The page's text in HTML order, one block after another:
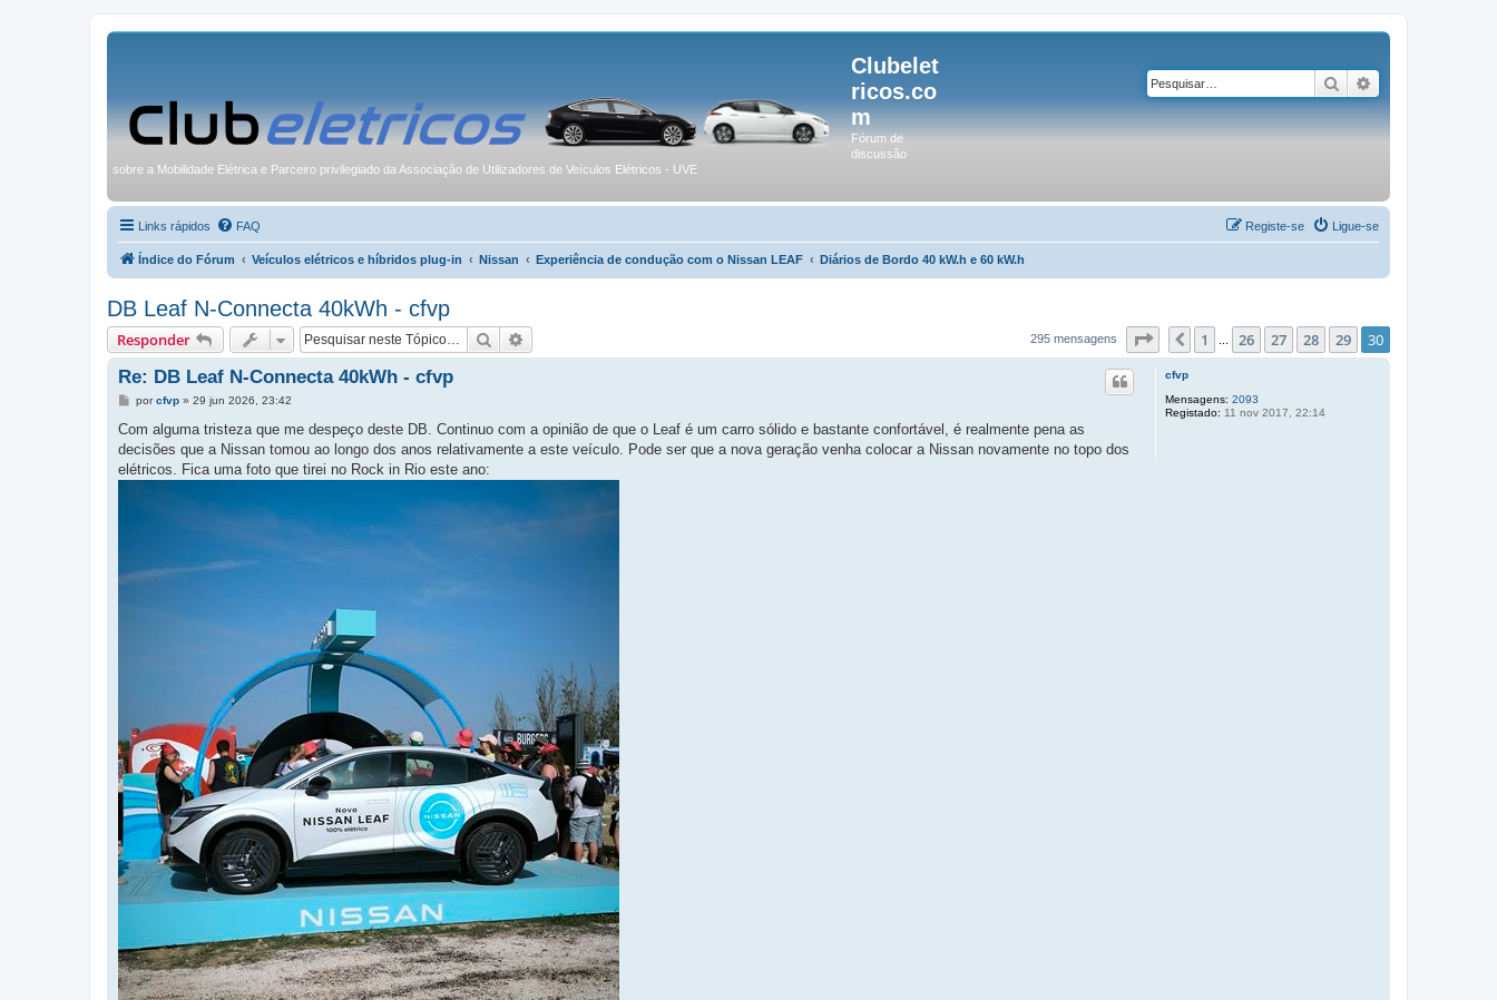
Clubelet
ricos.co
m
Fórum de
discussão
sobre a Mobilidade Elétrica e Parceiro privilegiado da Associação de Utilizadores de Veículos Elétricos - UVE
Pesquisar
Links rápidos FAQ Ligue-se
Registe-se
Índice do Fórum Veículos elétricos e híbridos plug-in Nissan Experiência de condução com o Nissan LEAF Diários de Bordo 40 kW.h e 60 kW.h
DB Leaf N-Connecta 40kWh - cfvp
Responder Pesquisar 295 mensagens Página30 de30
Anterior
1 26 27 28 29 30
cfvp
Mensagens: 2093
Registado: 11 nov 2017, 22:14
Re: DB Leaf N-Connecta 40kWh - cfvp
M
n
a
g
e
porcfvp» 29 jun 2026, 23:42
Com alguma tristeza que me despeço deste DB. Continuo com a opinião de que o Leaf é um carro sólido e bastante confortável, é realmente pena as
decisões que a Nissan tomou ao longo dos anos relativamente a este veículo. Pode ser que a nova geração venha colocar a Nissan novamente no topo dos
elétricos. Fica uma foto que tirei no Rock in Rio este ano: